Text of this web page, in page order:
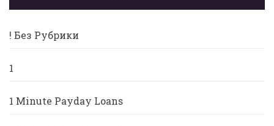
! Без Рубрики
1
1 Minute Payday Loans